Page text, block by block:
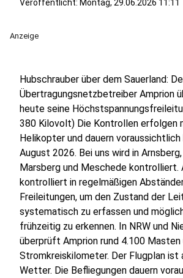
Veröffentlicht: Montag, 29.06.2026 11:11
Anzeige
Hubschrauber über dem Sauerland:
Übertragungsnetzbetreiber Amprion
heute seine
380 Kilovolt) Die Kontrollen erfolgen
Helikopter und dauern
August 2026. Bei uns wird in
Marsberg und Meschede kontrolliert.
kontrolliert in regelmäßigen
Freileitungen, um den Zustand der
systematisch zu erfassen und
frühzeitig zu erkennen. In NRW und
überprüft Amprion rund 4.100
Stromkreiskilometer. Der Flugplan ist
Wetter. Die Befliegungen dauern